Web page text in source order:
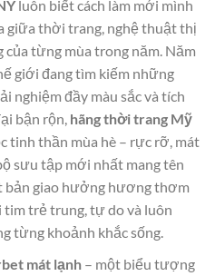
luôn biết cách làm mới mình
giữa thời trang, nghệ thuật thị
của từng mùa trong năm. Năm
giới đang tìm kiếm những
nghiệm đầy màu sắc và tích
bận rộn, hãng thời trang Mỹ
tinh thần mùa hè – rực rỡ, mát
sưu tập mới nhất mang tên
bản giao hưởng hương thơm
trẻ trung, tự do và luôn
từng khoảnh khắc sống.
mát lạnh– một biểu tượng